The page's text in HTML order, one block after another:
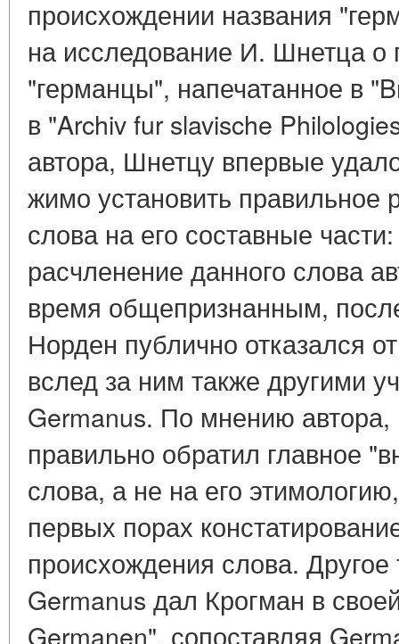
происхождении названия
на исследование И. Шнетца
"германцы", напечатанное в
в "Archiv fur slavische
автора, Шнетцу впервые
жимо установить правильное
слова на его составные
расчленение данного слова
время общепризнанным,
Норден публично отказался
вслед за ним также другими
Germanus. По мнению
правильно обратил главное
слова, а не на его
первых порах
происхождения слова. Другое
Germanus дал Крогман в
Germanen", сопоставляя